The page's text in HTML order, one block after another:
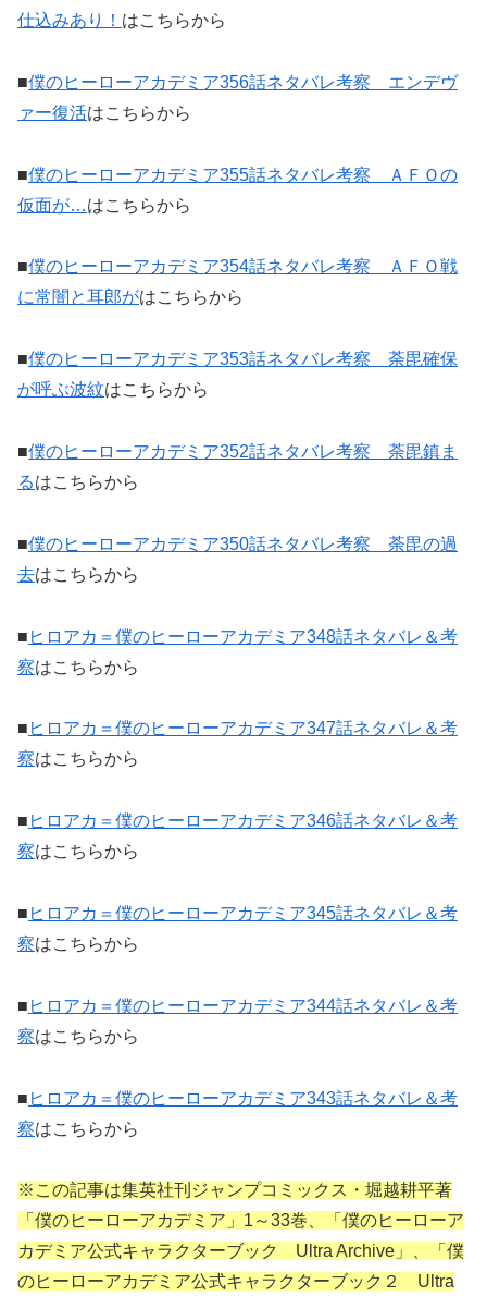
仕込みあり！ はこちらから
■僕のヒーローアカデミア356話ネタバレ考察 エンデヴ
ァー復活はこちらから
■僕のヒーローアカデミア355話ネタバレ考察 ＡＦＯの
仮面が…はこちらから
■僕のヒーローアカデミア354話ネタバレ考察 ＡＦＯ戦
に常闇と耳郎がはこちらから
■僕のヒーローアカデミア353話ネタバレ考察 荼毘確保
が呼ぶ波紋はこちらから
■僕のヒーローアカデミア352話ネタバレ考察 荼毘鎮ま
るはこちらから
■僕のヒーローアカデミア350話ネタバレ考察 荼毘の過
去はこちらから
■ ヒロアカ＝僕のヒーローアカデミア348話ネタバレ＆考
察はこちらから
■ ヒロアカ＝僕のヒーローアカデミア347話ネタバレ＆考
察はこちらから
■ ヒロアカ＝僕のヒーローアカデミア346話ネタバレ＆考
察はこちらから
■ ヒロアカ＝僕のヒーローアカデミア345話ネタバレ＆考
察はこちらから
■ ヒロアカ＝僕のヒーローアカデミア344話ネタバレ＆考
察はこちらから
■ ヒロアカ＝僕のヒーローアカデミア343話ネタバレ＆考
察はこちらから
※この記事は集英社刊ジャンプコミックス・堀越耕平著
「僕のヒーローアカデミア」1～33巻、「僕のヒーローア
カデミア公式キャラクターブック Ultra Archive」、「僕
のヒーローアカデミア公式キャラクターブック２ Ultra